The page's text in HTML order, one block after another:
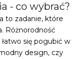
- co wybrać?
to zadanie, które
Różnorodność
się pogubić w
design, czy